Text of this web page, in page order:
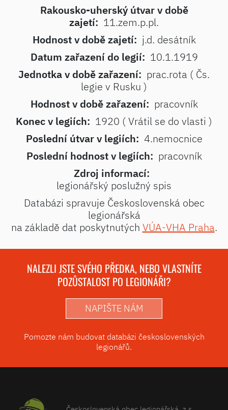
Rakousko-uherský útvar v době
zajetí: 11.zem.p.pl.
Hodnost v době zajetí: j.d. desátník
Datum zařazení do legií: 10.1.1919
Jednotka v době zařazení: prac.rota ( Čs.
legie v Rusku )
Hodnost v době zařazení: pracovník
Konec v legiích: 1920 ( Vrátil se do vlasti )
Poslední útvar v legiích: 4.nemocnice
Poslední hodnost v legiích: pracovník
Zdroj informací:
legionářský poslužný spis
Databázi spravuje Československá obec
legionářská
na základě dat poskytnutých VÚA-VHA Praha.
NALEZLI JSTE SVÉHO PŘEDKA, NEBO VLASTNÍTE
POZŮSTALOST PO LEGIONÁŘI?
NAPIŠTE NÁM
Pomozte nám budovat databázi československých
legionářů.